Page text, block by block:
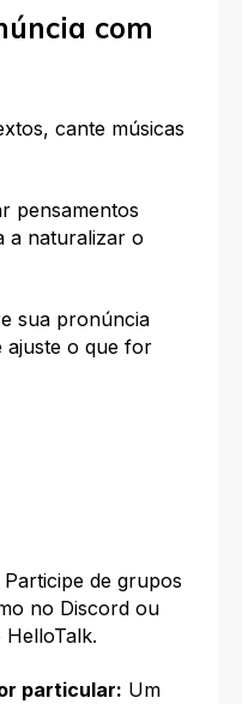
com
cante músicas
pensamentos
a naturalizar o
sua pronúncia
ajuste o que for
Participe de grupos
no Discord ou
particular: Um